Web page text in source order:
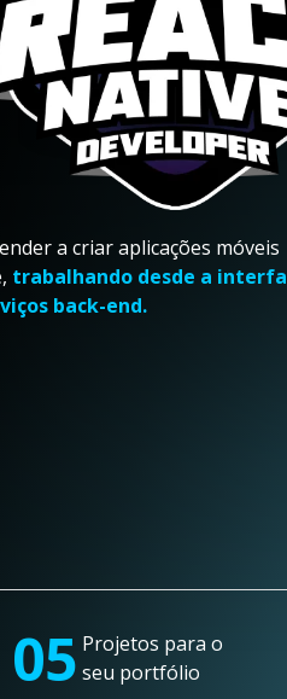
a criar aplicações móveis
trabalhando desde a
back-end.
05 Projetos para o
seu portfólio